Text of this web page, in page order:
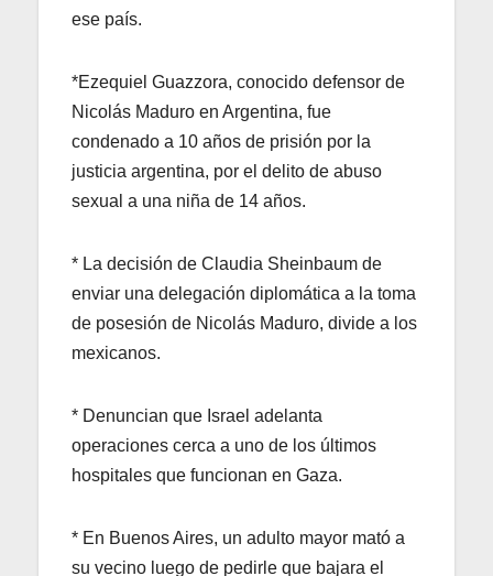
ese país.
*Ezequiel Guazzora, conocido defensor de
Nicolás Maduro en Argentina, fue
condenado a 10 años de prisión por la
justicia argentina, por el delito de abuso
sexual a una niña de 14 años.
* La decisión de Claudia Sheinbaum de
enviar una delegación diplomática a la toma
de posesión de Nicolás Maduro, divide a los
mexicanos.
* Denuncian que Israel adelanta
operaciones cerca a uno de los últimos
hospitales que funcionan en Gaza.
* En Buenos Aires, un adulto mayor mató a
su vecino luego de pedirle que bajara el